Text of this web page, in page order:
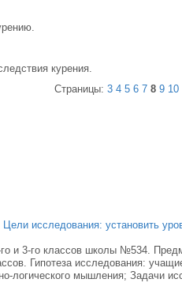
курения.
Страницы: 3 4 5 6 7 8 9 10
исследования: установить
и 3-го классов школы №534.
Гипотеза исследования:
логического мышления; Задачи